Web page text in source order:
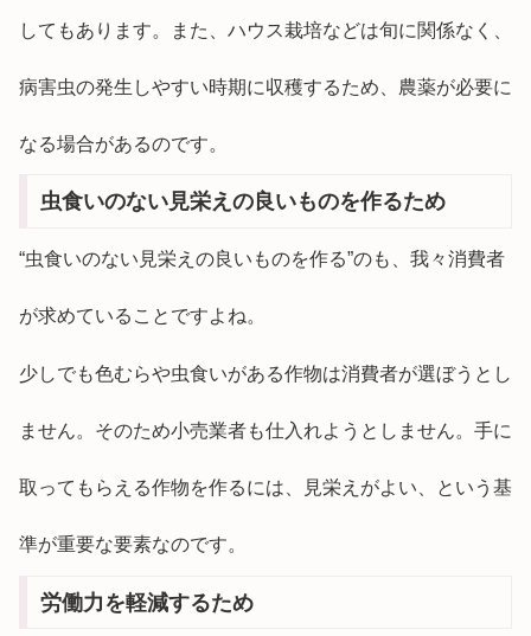
してもあります。また、ハウス栽培などは旬に関係なく、
病害虫の発生しやすい時期に収穫するため、農薬が必要に
なる場合があるのです。
虫食いのない見栄えの良いものを作るため
“虫食いのない見栄えの良いものを作る”のも、我々消費者
が求めていることですよね。
少しでも色むらや虫食いがある作物は消費者が選ぼうとし
ません。そのため小売業者も仕入れようとしません。手に
取ってもらえる作物を作るには、見栄えがよい、という基
準が重要な要素なのです。
労働力を軽減するため